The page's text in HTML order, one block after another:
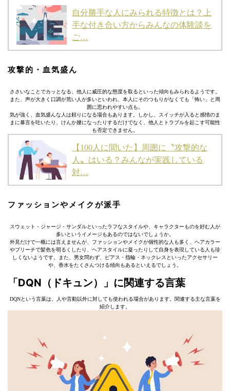
自分勝手な人にみられる特徴とは？上
手な付き合い方からみんなの体験談を
ご…
攻撃的・血気盛ん
ささいなことでカッとなる、他人に威圧的な態度を取るといった傾向もみられるようです。
また、声が大きく口調が荒い人が多いといわれ、本人にそのつもりがなくても「怖い」と周
囲に思われやすい点も。
気が強く、血気盛んな人は頼りになる場合もあります。しかし、スイッチが入ると感情のま
まに暴言を吐いたり、けんか腰になったりするだけでなく、他人とトラブルを起こす可能性
も否定できません。
【100人に聞いた】周囲に〝攻撃的な
人〟はいる？みんなが実践している
対…
ファッションやメイクが派手
スウェット・ジャージ・サンダルといったラフなスタイルや、キャラクターものを好む人が
多いというイメージもあるのではないでしょうか。
外見だけで一概には言えませんが、ファッションやメイクが個性的な人も多く、ヘアカラー
やブリーチで髪色を明るくしたり、ヘアスタイルに凝ったりして自身を表現している人も珍
しくないようです。また、男女問わず、ピアス・指輪・ネックレスといったアクセサリー
や、香水をたくさんつける傾向もあるといえるでしょう。
「DQN（ドキュン）」に関連する言葉
DQNという言葉は、人や言動以外に対しても使われる場合があります。関連する主な言葉を
紹介します。